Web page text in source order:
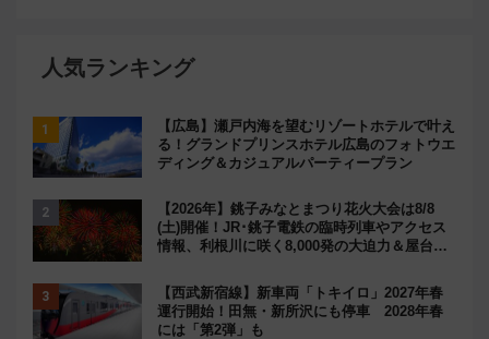
人気ランキング
【広島】瀬戸内海を望むリゾートホテルで叶え
る！グランドプリンスホテル広島のフォトウエ
ディング＆カジュアルパーティープラン
【2026年】銚子みなとまつり花火大会は8/8
(土)開催！JR･銚子電鉄の臨時列車やアクセス
情報、利根川に咲く8,000発の大迫力＆屋台を
【西武新宿線】新車両「トキイロ」2027年春
運行開始！田無・新所沢にも停車 2028年春
には「第2弾」も